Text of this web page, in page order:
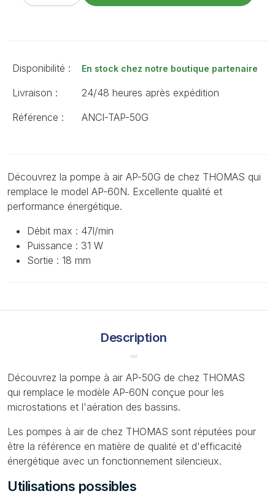
Disponibilité : En stock chez notre boutique partenaire
Livraison :
24/48 heures après expédition
Référence :
ANCI-TAP-50G
Découvrez la pompe à air AP-50G de chez THOMAS qui
remplace le model AP-60N. Excellente qualité et
performance énergétique.
Débit max : 47l/min
Puissance : 31 W
Sortie : 18 mm
Description
Découvrez la pompe à air AP-50G de chez THOMAS
qui remplace le modèle AP-60N conçue pour les
microstations et l'aération des bassins.
Les pompes à air de chez THOMAS sont réputées pour
être la référence en matière de qualité et d'efficacité
énergétique avec un fonctionnement silencieux.
Utilisations possibles